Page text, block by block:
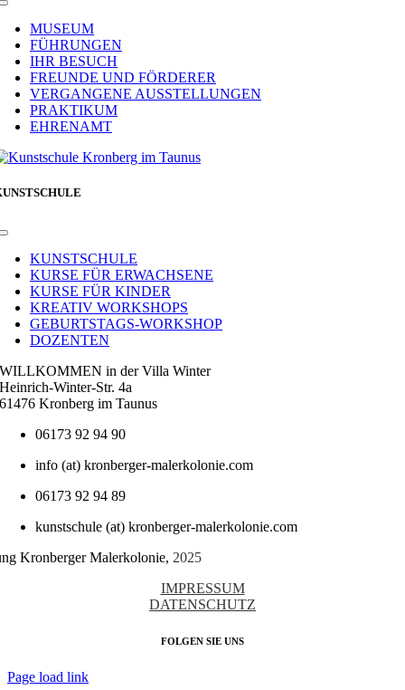
Toggle
NavigationMUSEUM
FÜHRUNGEN
IHR BESUCH
FREUNDE UND FÖRDERER
VERGANGENE AUSSTELLUNGEN
PRAKTIKUM
EHRENAMT
Toggle
NavigationKUNSTSCHULE
KURSE FÜR ERWACHSENE
KURSE FÜR KINDER
KREATIV WORKSHOPS
GEBURTSTAGS-WORKSHOP
DOZENTEN
WILLKOMMEN in der Villa Winter
Heinrich-Winter-Str. 4a
61476 Kronberg im Taunus
06173 92 94 90
info (at) kronberger-malerkolonie.com
06173 92 94 89
kunstschule (at) kronberger-malerkolonie.com
Kronberger Malerkolonie, 2025
IMPRESSUM
DATENSCHUTZ
FOLGEN SIE UNS
Page load link